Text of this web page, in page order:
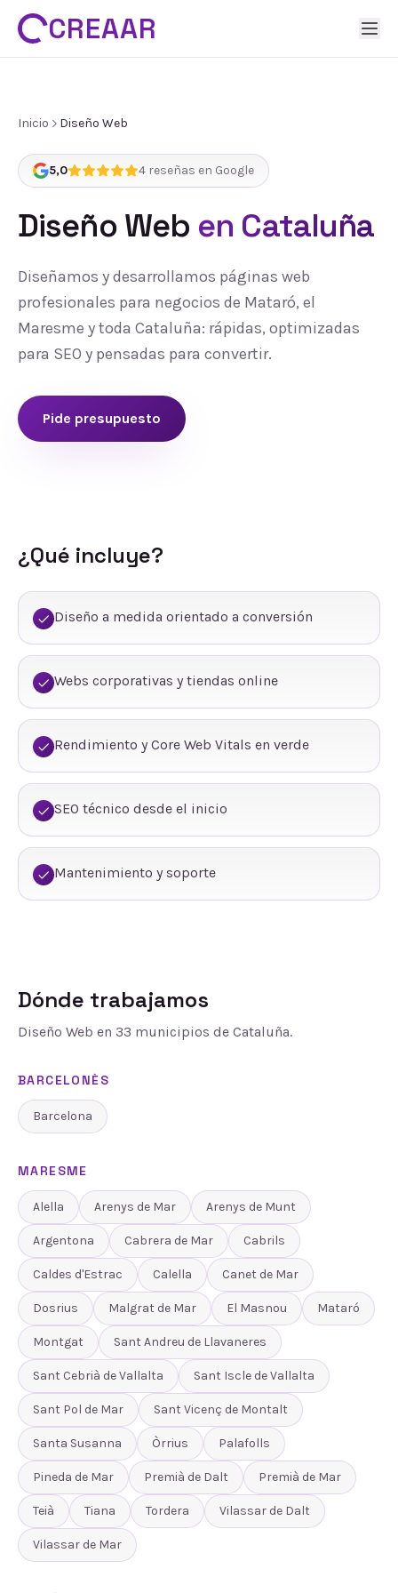
CREAAR
Inicio Diseño Web
5,0 4 reseñas en Google
Diseño Web en Cataluña
Diseñamos y desarrollamos páginas web
profesionales para negocios de Mataró, el
Maresme y toda Cataluña: rápidas, optimizadas
para SEO y pensadas para convertir.
Pide presupuesto
¿Qué incluye?
Diseño a medida orientado a conversión
Webs corporativas y tiendas online
Rendimiento y Core Web Vitals en verde
SEO técnico desde el inicio
Mantenimiento y soporte
Dónde trabajamos
Diseño Web en 33 municipios de Cataluña.
BARCELONÈS
Barcelona
MARESME
Alella Arenys de Mar Arenys de Munt
Argentona Cabrera de Mar Cabrils
Caldes d'Estrac Calella Canet de Mar
Dosrius Malgrat de Mar El Masnou Mataró
Montgat Sant Andreu de Llavaneres
Sant Cebrià de Vallalta Sant Iscle de Vallalta
Sant Pol de Mar Sant Vicenç de Montalt
Santa Susanna Òrrius Palafolls
Pineda de Mar Premià de Dalt Premià de Mar
Teià Tiana Tordera Vilassar de Dalt
Vilassar de Mar